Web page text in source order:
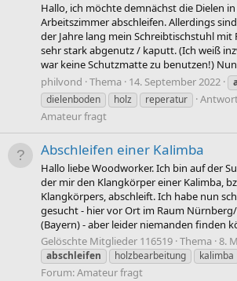
Hallo, ich möchte demnächst die Dielen
Arbeitszimmer abschleifen. Allerdings
der Jahre lang mein Schreibtischstuhl mit
sehr stark abgenutz / kaputt. (Ich weiß
war keine Schutzmatte zu benutzen!)
philvond Thema 14. September 2022
dielenboden
holz reperatur
Amateur fragt
Abschleifen einer Kalimba
Hallo liebe Woodworker. Ich bin auf der
der mir den Klangkörper einer Kalimba,
Klangkörpers, abschleift. Ich habe nun
gesucht - hier vor Ort im Raum
(Bayern) - aber leider niemanden finden
Gelöschte Mitglieder 116519 Thema 8.
abschleifen holzbearbeitung kalimba
Forum:Amateur fragt